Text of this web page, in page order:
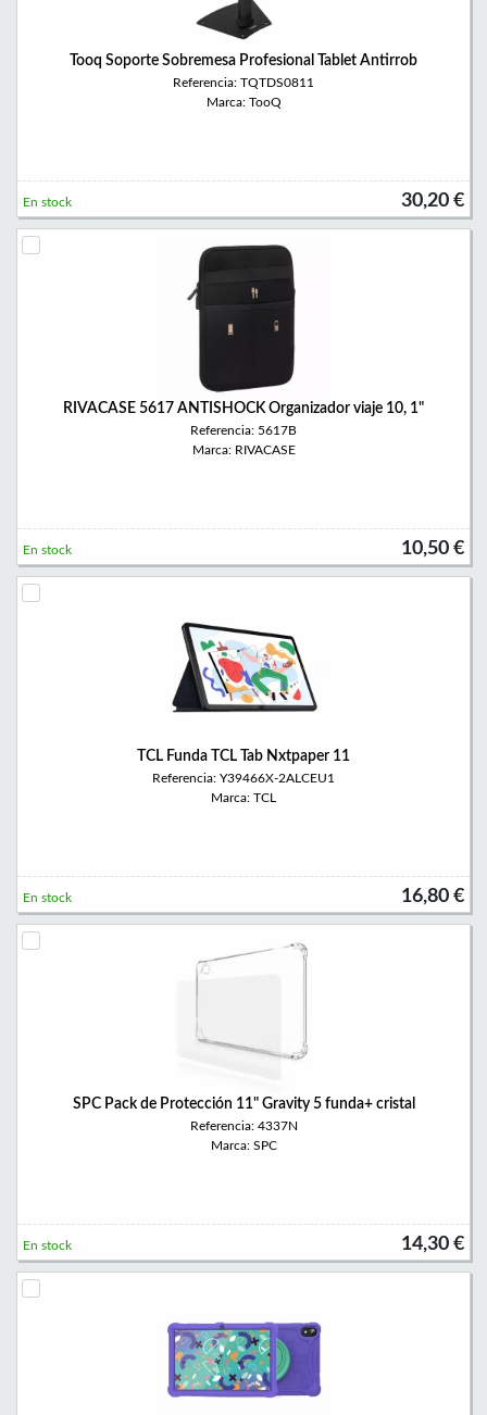
Tooq Soporte Sobremesa Profesional Tablet Antirrob
Referencia: TQTDS0811
Marca: TooQ
30,20 €
En stock
RIVACASE 5617 ANTISHOCK Organizador viaje 10, 1"
Referencia: 5617B
Marca: RIVACASE
10,50 €
En stock
TCL Funda TCL Tab Nxtpaper 11
Referencia: Y39466X-2ALCEU1
Marca: TCL
16,80 €
En stock
SPC Pack de Protección 11" Gravity 5 funda+ cristal
Referencia: 4337N
Marca: SPC
14,30 €
En stock